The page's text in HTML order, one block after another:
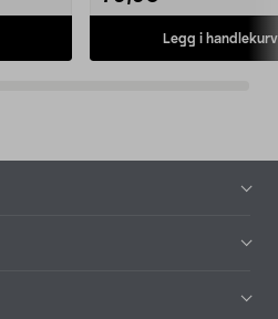
Legg i handlekurv